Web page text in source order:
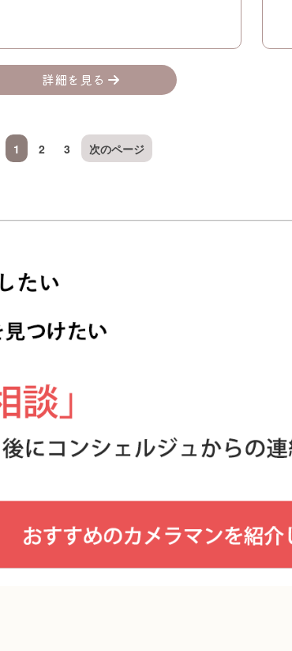
詳細を見る
1 2 3 次のページ